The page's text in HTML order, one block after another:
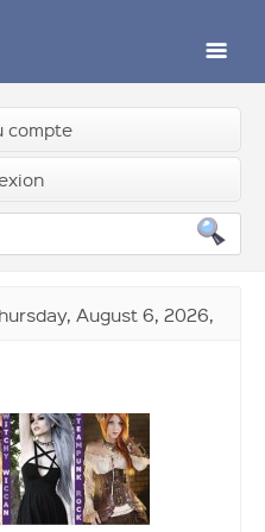
compte
August 6, 2026,